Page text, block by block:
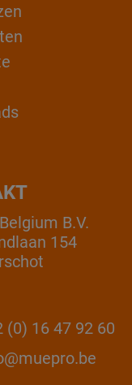
B.V.
154
(0) 16 47 92 60